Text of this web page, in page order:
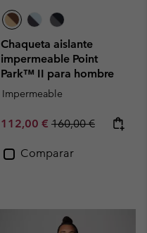
Chaqueta aislante
impermeable Point
Park™ II para hombre
Impermeable
Sale price:
112,00 € Regular price:
160,00 €
Comparar